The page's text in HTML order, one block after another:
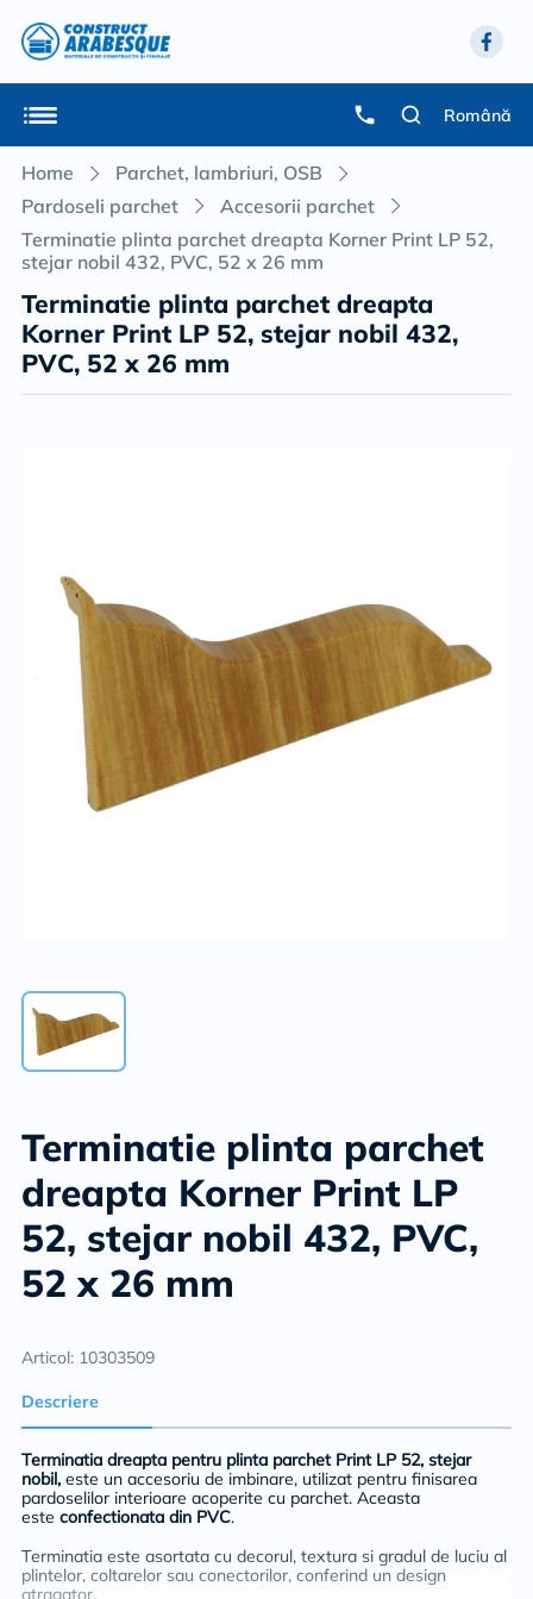
Română
Home
Parchet, lambriuri, OSB
Pardoseli parchet
Accesorii parchet
Terminatie plinta parchet dreapta Korner Print LP 52,
stejar nobil 432, PVC, 52 x 26 mm
Terminatie plinta parchet dreapta
Korner Print LP 52, stejar nobil 432,
PVC, 52 x 26 mm
Terminatie plinta parchet
dreapta Korner Print LP
52, stejar nobil 432, PVC,
52 x 26 mm
Articol: 10303509
Descriere
Terminatia dreapta pentru plinta parchet Print LP 52, stejar
nobil, este un accesoriu de imbinare, utilizat pentru finisarea
pardoselilor interioare acoperite cu parchet. Aceasta
este confectionata din PVC.
Terminatia este asortata cu decorul, textura si gradul de luciu al
plintelor, coltarelor sau conectorilor, conferind un design
atragator.